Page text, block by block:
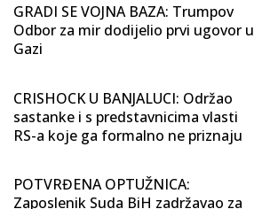
GRADI SE VOJNA BAZA: Trumpov
Odbor za mir dodijelio prvi ugovor u
Gazi
CRISHOCK U BANJALUCI: Održao
sastanke i s predstavnicima vlasti
RS-a koje ga formalno ne priznaju
POTVRĐENA OPTUŽNICA:
Zaposlenik Suda BiH zadržavao za